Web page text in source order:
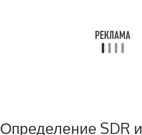
Определение SDR